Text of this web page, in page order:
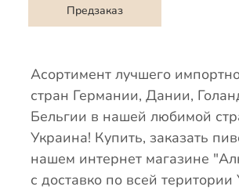
Предзаказ
Асортимент лучшего
стран Германии, Дании,
Бельгии в нашей любимой
Украина! Купить, заказать
нашем интернет магазине
с доставко по всей